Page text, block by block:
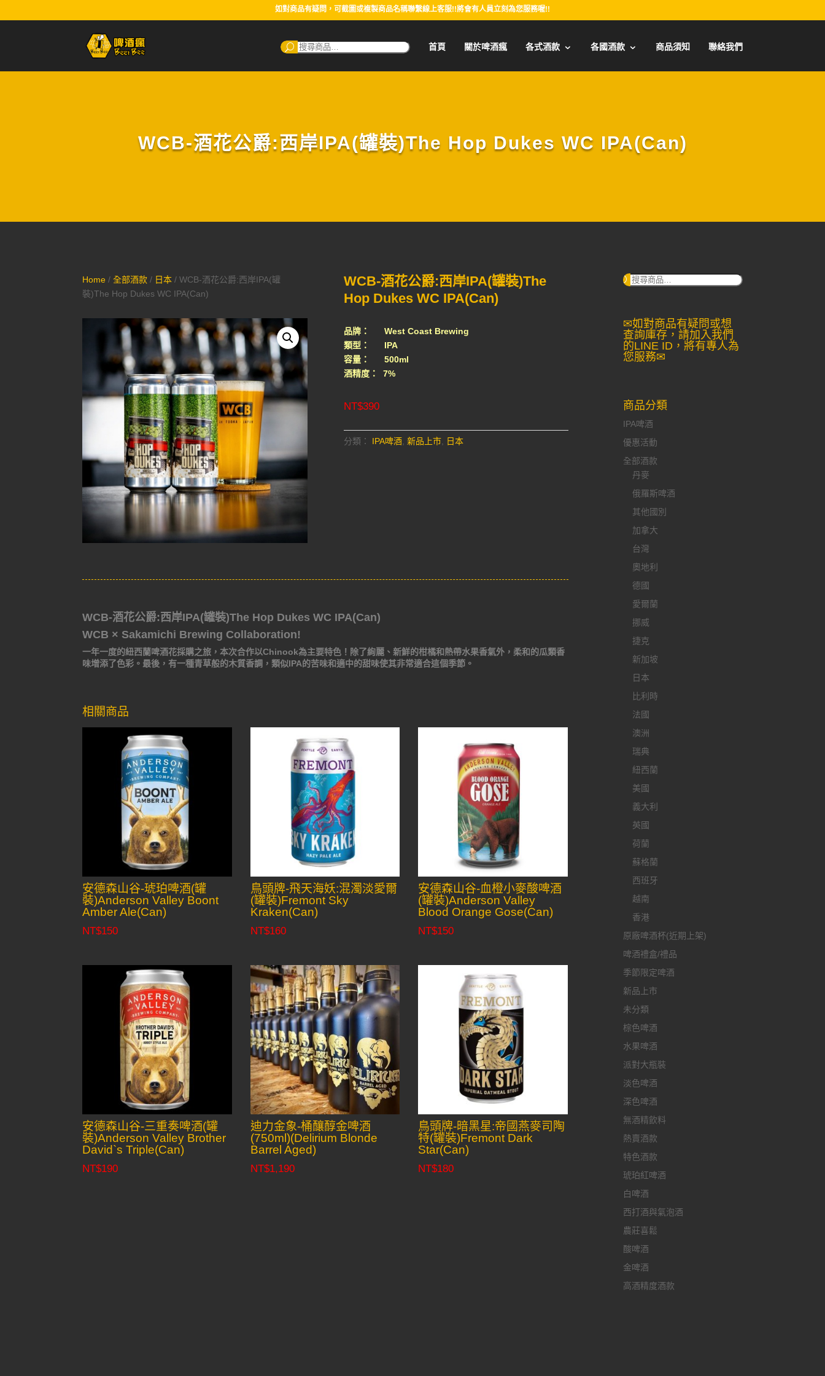
如對商品有疑問，可截圖或複製商品名稱聯繫線上客服!!將會有人員立刻為您服務喔!!
搜
尋：
首頁 關於啤酒瘋 各式酒款 各國酒款 商品須知 聯絡我們
WCB-酒花公爵:西岸IPA(罐裝)The Hop Dukes WC IPA(Can)
Home /全部酒款 / 日本 / WCB-酒花公爵:西岸IPA(罐
裝)The Hop Dukes WC IPA(Can)
WCB-酒花公爵:西岸IPA(罐裝)The
Hop Dukes WC IPA(Can)
品牌： West Coast Brewing
類型： IPA
容量： 500ml
酒精度： 7%
NT$390
分類： IPA啤酒, 新品上市, 日本
WCB-酒花公爵:西岸IPA(罐裝)The Hop Dukes WC IPA(Can)
WCB × Sakamichi Brewing Collaboration!
一年一度的紐西蘭啤酒花採購之旅，本次合作以Chinook為主要特色！除了絢麗、新鮮的柑橘和熱帶水果香氣外，柔和的瓜類香
味增添了色彩。最後，有一種青草般的木質香調，類似IPA的苦味和適中的甜味使其非常適合這個季節。
相關商品
安德森山谷-琥珀啤酒(罐
裝)Anderson Valley Boont
Amber Ale(Can)
NT$150
鳥頭牌-飛天海妖:混濁淡愛爾
(罐裝)Fremont Sky
Kraken(Can)
NT$160
安德森山谷-血橙小麥酸啤酒
(罐裝)Anderson Valley
Blood Orange Gose(Can)
NT$150
安德森山谷-三重奏啤酒(罐
裝)Anderson Valley Brother
David`s Triple(Can)
NT$190
迪力金象-桶釀醇金啤酒
(750ml)(Delirium Blonde
Barrel Aged)
NT$1,190
鳥頭牌-暗黑星:帝國燕麥司陶
特(罐裝)Fremont Dark
Star(Can)
NT$180
搜
✉如對商品有疑問或想
查詢庫存，請加入我們
的LINE ID，將有專人為
您服務✉
商品分類
IPA啤酒
優惠活動
全部酒款
丹麥
俄羅斯啤酒
其他國別
加拿大
台灣
奧地利
德國
愛爾蘭
挪威
捷克
新加坡
日本
比利時
法國
澳洲
瑞典
紐西蘭
美國
義大利
英國
荷蘭
蘇格蘭
西班牙
越南
香港
原廠啤酒杯(近期上架)
啤酒禮盒/禮品
季節限定啤酒
新品上市
未分類
棕色啤酒
水果啤酒
派對大瓶裝
淡色啤酒
深色啤酒
無酒精飲料
熱賣酒款
特色酒款
琥珀紅啤酒
白啤酒
西打酒與氣泡酒
農莊喜鬆
酸啤酒
金啤酒
高酒精度酒款